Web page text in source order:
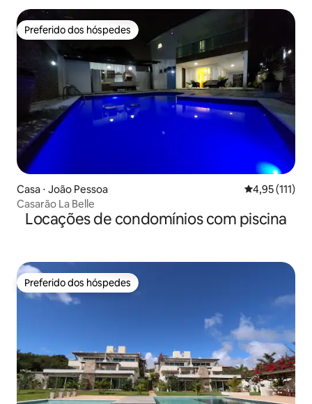
Preferido dos hóspedes
Preferido dos hóspedes
Casa ⋅ João Pessoa 4,95 de uma
4,95 (111)
Casarão La Belle
Locações de condomínios com piscina
Preferido dos hóspedes
Preferido dos hóspedes